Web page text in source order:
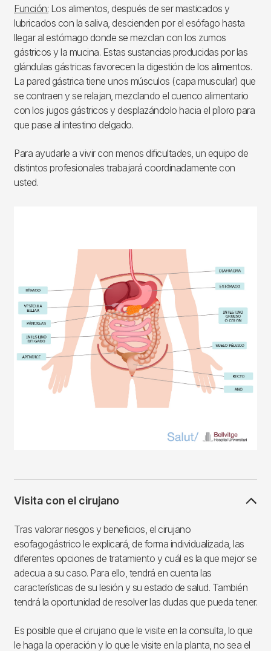
Función: Los alimentos, después de ser masticados y
lubricados con la saliva, descienden por el esófago hasta
llegar al estómago donde se mezclan con los zumos
gástricos y la mucina. Estas sustancias producidas por las
glándulas gástricas favorecen la digestión de los alimentos.
La pared gástrica tiene unos músculos (capa muscular) que
se contraen y se relajan, mezclando el cuenco alimentario
con los jugos gástricos y desplazándolo hacia el píloro para
que pase al intestino delgado.
Para ayudarle a vivir con menos dificultades, un equipo de
distintos profesionales trabajará coordinadamente con
usted.
Visita con el cirujano
Tras valorar riesgos y beneficios, el cirujano
esofagogástrico le explicará, de forma individualizada, las
diferentes opciones de tratamiento y cuál es la que mejor se
adecua a su caso. Para ello, tendrá en cuenta las
características de su lesión y su estado de salud. También
tendrá la oportunidad de resolver las dudas que pueda tener.
Es posible que el cirujano que le visite en la consulta, lo que
le haga la operación y lo que le visite en la planta, no sea el